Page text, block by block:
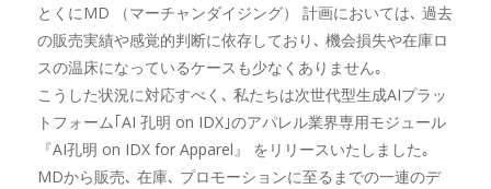
とくにMD （マーチャンダイジング） 計画においては､ 過去
の販売実績や感覚的判断に依存しており､ 機会損失や在庫ロ
スの温床になっているケースも少なくありません｡
こうした状況に対応すべく､ 私たちは次世代型生成AIプラッ
トフォーム｢AI 孔明 on IDX｣のアパレル業界専用モジュール
『AI孔明 on IDX for Apparel』 をリリースいたしました｡
MDから販売､ 在庫､ プロモーションに至るまでの一連のデ